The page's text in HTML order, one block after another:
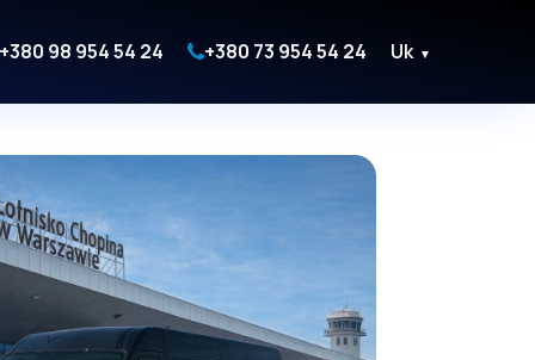
+380 98 954 54 24 +380 73 954 54 24 Uk ▼